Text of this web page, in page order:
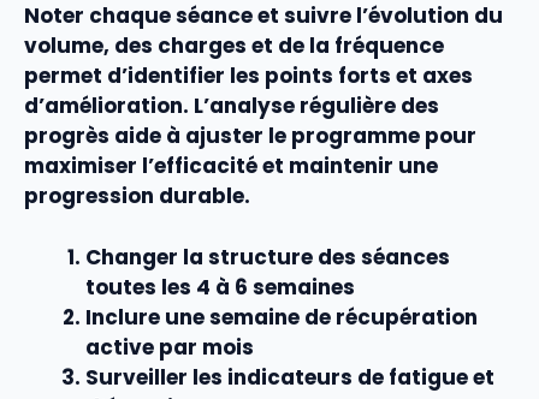
Noter chaqueséanceet suivre l’évolution du
volume, des charges et de la fréquence
permet d’identifier les points forts et axes
d’amélioration. L’analyse régulière des
progrès aide à ajuster le programme pour
maximiser l’efficacitéet maintenir une
progression durable.
Changer la structure des séances
toutes les 4 à 6 semaines
Inclure une semaine de récupération
active par mois
Surveiller les indicateurs de fatigue et